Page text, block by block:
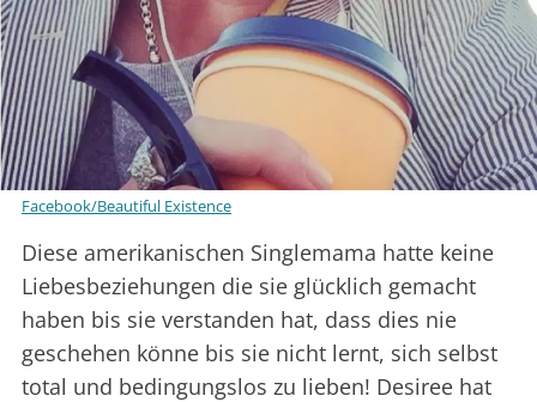
Facebook/Beautiful Existence
Diese amerikanischen Singlemama hatte keine
Liebesbeziehungen die sie glücklich gemacht
haben bis sie verstanden hat, dass dies nie
geschehen könne bis sie nicht lernt, sich selbst
total und bedingungslos zu lieben! Desiree hat